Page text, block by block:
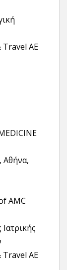
Travel AE
Αθήνα,
AMC
Travel AE